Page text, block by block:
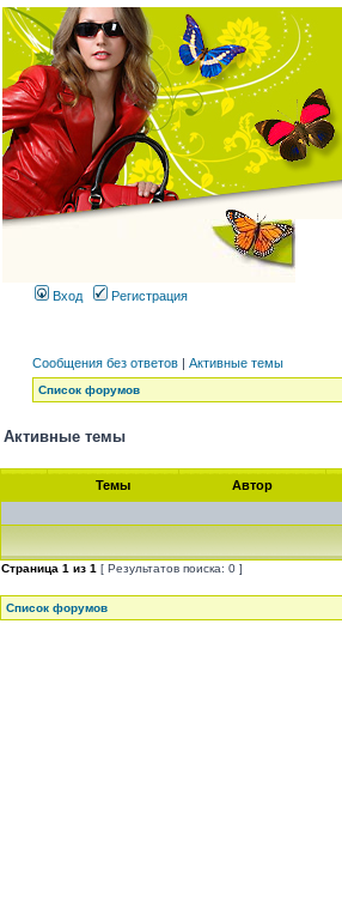
Вход Регистрация
Сообщения без ответов | Активные темы
Список форумов
Активные темы
Темы Автор
Страница 1 из 1 [ Результатов поиска: 0 ]
Список форумов